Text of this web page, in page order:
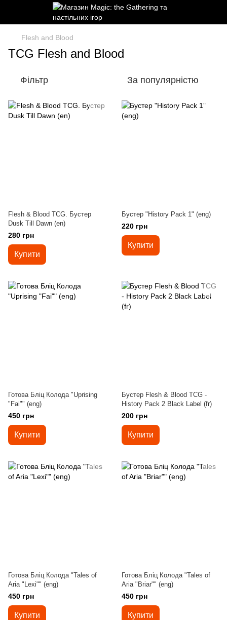
Flesh and Blood
TCG Flesh and Blood
Фільтр За популярністю
Flesh & Blood TCG. Бустер
Dusk Till Dawn (en)
280 грн
Купити
Бустер "History Pack 1" (eng)
220 грн
Купити
Готова Бліц Колода "Uprising
"Fai"" (eng)
450 грн
Купити
Бустер Flesh & Blood TCG -
History Pack 2 Black Label (fr)
200 грн
Купити
Готова Бліц Колода "Tales of
Aria "Lexi"" (eng)
450 грн
Купити
Готова Бліц Колода "Tales of
Aria "Briar"" (eng)
450 грн
Купити